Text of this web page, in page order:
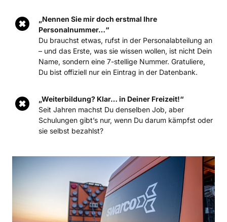
„Nennen Sie mir doch erstmal Ihre
Personalnummer…“
Du brauchst etwas, rufst in der Personalabteilung an
– und das Erste, was sie wissen wollen, ist nicht Dein
Name, sondern eine 7-stellige Nummer. Gratuliere,
Du bist offiziell nur ein Eintrag in der Datenbank.
„Weiterbildung? Klar… in Deiner Freizeit!“
Seit Jahren machst Du denselben Job, aber
Schulungen gibt’s nur, wenn Du darum kämpfst oder
sie selbst bezahlst?